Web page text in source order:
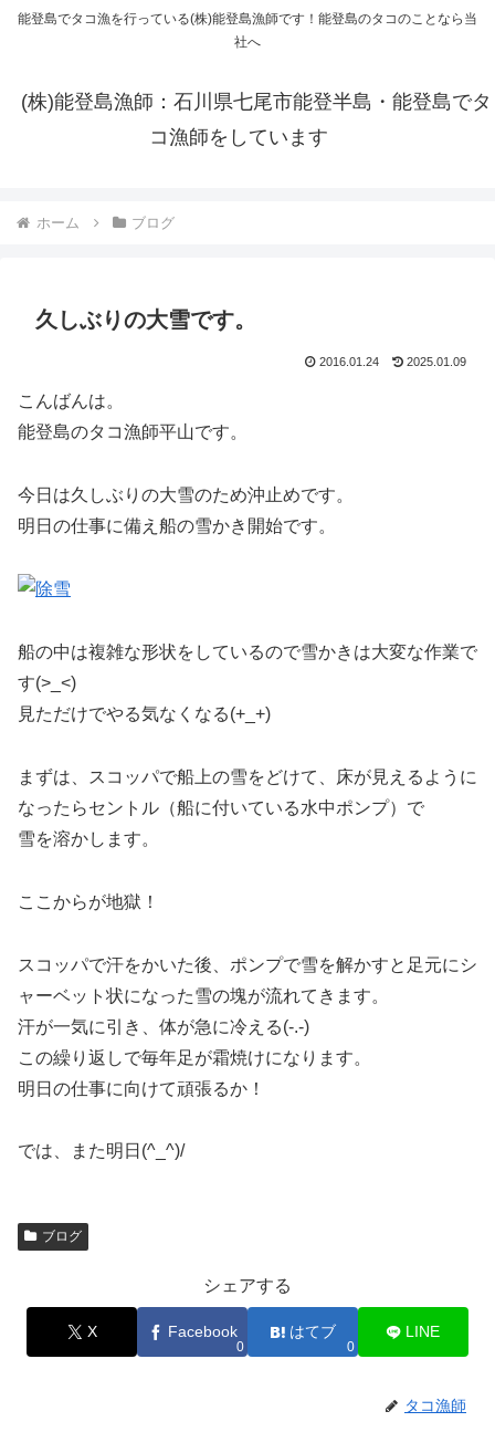
能登島でタコ漁を行っている(株)能登島漁師です！能登島のタコのことなら当
社へ
(株)能登島漁師：石川県七尾市能登半島・能登島でタ
コ漁師をしています
ホーム ブログ
久しぶりの大雪です。
2016.01.24 2025.01.09
こんばんは。
能登島のタコ漁師平山です。
今日は久しぶりの大雪のため沖止めです。
明日の仕事に備え船の雪かき開始です。
船の中は複雑な形状をしているので雪かきは大変な作業で
す(>_<)
見ただけでやる気なくなる(+_+)
まずは、スコッパで船上の雪をどけて、床が見えるように
なったらセントル（船に付いている水中ポンプ）で
雪を溶かします。
ここからが地獄！
スコッパで汗をかいた後、ポンプで雪を解かすと足元にシ
ャーベット状になった雪の塊が流れてきます。
汗が一気に引き、体が急に冷える(-.-)
この繰り返しで毎年足が霜焼けになります。
明日の仕事に向けて頑張るか！
では、また明日(^_^)/
ブログ
シェアする
X Facebook
0
はてブ
0
LINE
タコ漁師